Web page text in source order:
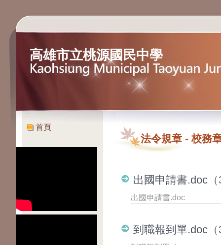
高雄市立桃源國民中學
:::
首頁
:::
法令規章 -校務
出國申請書.doc
出國申請書.doc
到職報到單.doc